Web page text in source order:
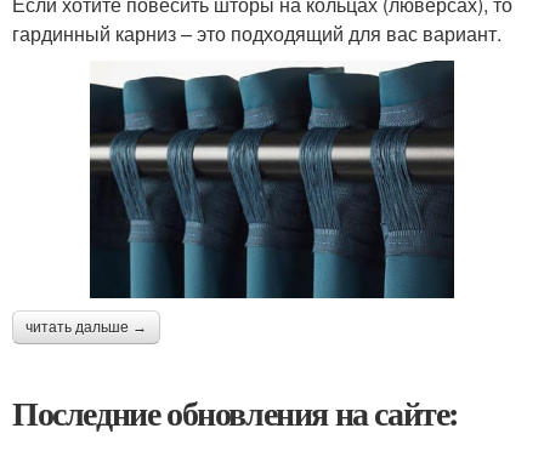
гардинный карниз – это подходящий для вас вариант.
читать дальше →
Последние обновления на сайте: